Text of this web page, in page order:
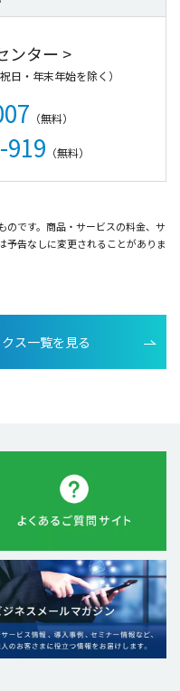
ンター >
日・年末年始を除く）
（無料）
919 （無料）
です。商品・サービスの料金、サ
予告なしに変更されることがありま
ス一覧を見る